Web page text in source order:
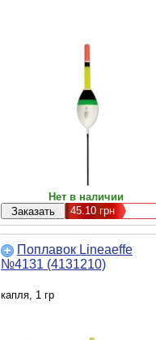
Нет в наличии
45.10 грн
Поплавок Lineaeffe
№4131 (4131210)
капля, 1 гр